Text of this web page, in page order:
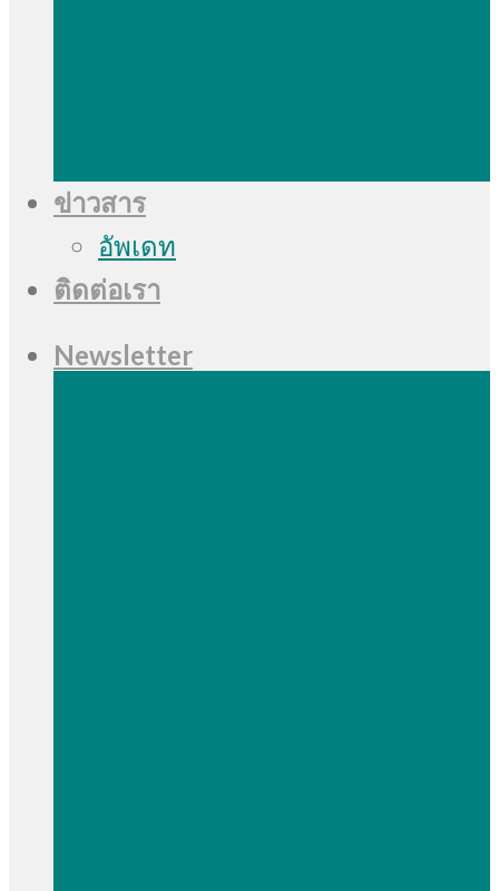
ข่าวสาร
อัพเดท
ติดต่อเรา
Newsletter